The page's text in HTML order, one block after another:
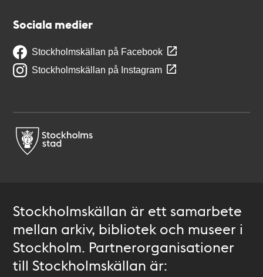
Sociala medier
Stockholmskällan på Facebook
Stockholmskällan på Instagram
Stockholmskällan är ett samarbete
mellan arkiv, bibliotek och museer i
Stockholm. Partnerorganisationer
till Stockholmskällan är: